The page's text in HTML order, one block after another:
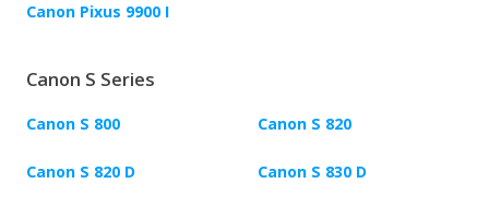
Canon Pixus 9900 I
Canon S Series
Canon S 800 Canon S 820
Canon S 820 D Canon S 830 D